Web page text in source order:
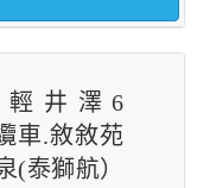
輕井澤6
車.敘敘苑
(泰獅航）